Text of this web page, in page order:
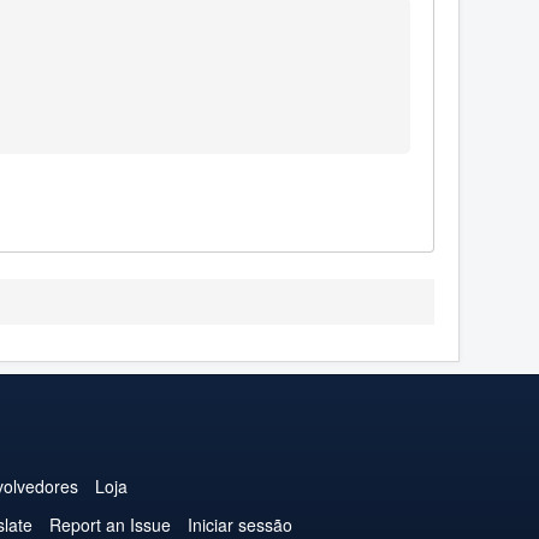
Loja
Report an Issue Iniciar sessão